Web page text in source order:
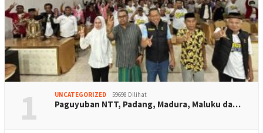
1 UNCATEGORIZED 59698 Dilihat
Paguyuban NTT, Padang, Madura, Maluku da…